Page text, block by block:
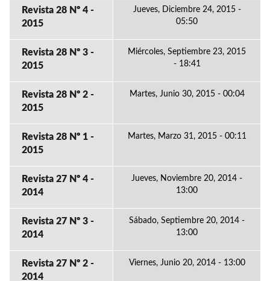
Revista 28 Nº 4 -
2015
Jueves, Diciembre 24, 2015 -
05:50
Revista 28 Nº 3 -
2015
Miércoles, Septiembre 23, 2015
- 18:41
Revista 28 Nº 2 -
2015
Martes, Junio 30, 2015 - 00:04
Revista 28 Nº 1 -
2015
Martes, Marzo 31, 2015 - 00:11
Revista 27 Nº 4 -
2014
Jueves, Noviembre 20, 2014 -
13:00
Revista 27 Nº 3 -
2014
Sábado, Septiembre 20, 2014 -
13:00
Revista 27 Nº 2 -
2014
Viernes, Junio 20, 2014 - 13:00